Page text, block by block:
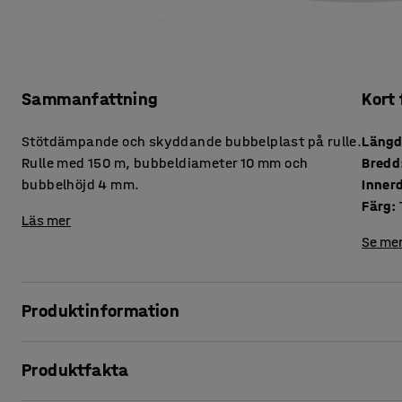
Sammanfattning
Stötdämpande och skyddande bubbelplast på rulle.
Rulle med 150 m, bubbeldiameter 10 mm och
bubbelhöjd 4 mm.
Läs mer
Kort
Längd
Bredd
Färg:
Se
Produktinformation
skyddande och stötdämpande och passar för alla
Produktfakta